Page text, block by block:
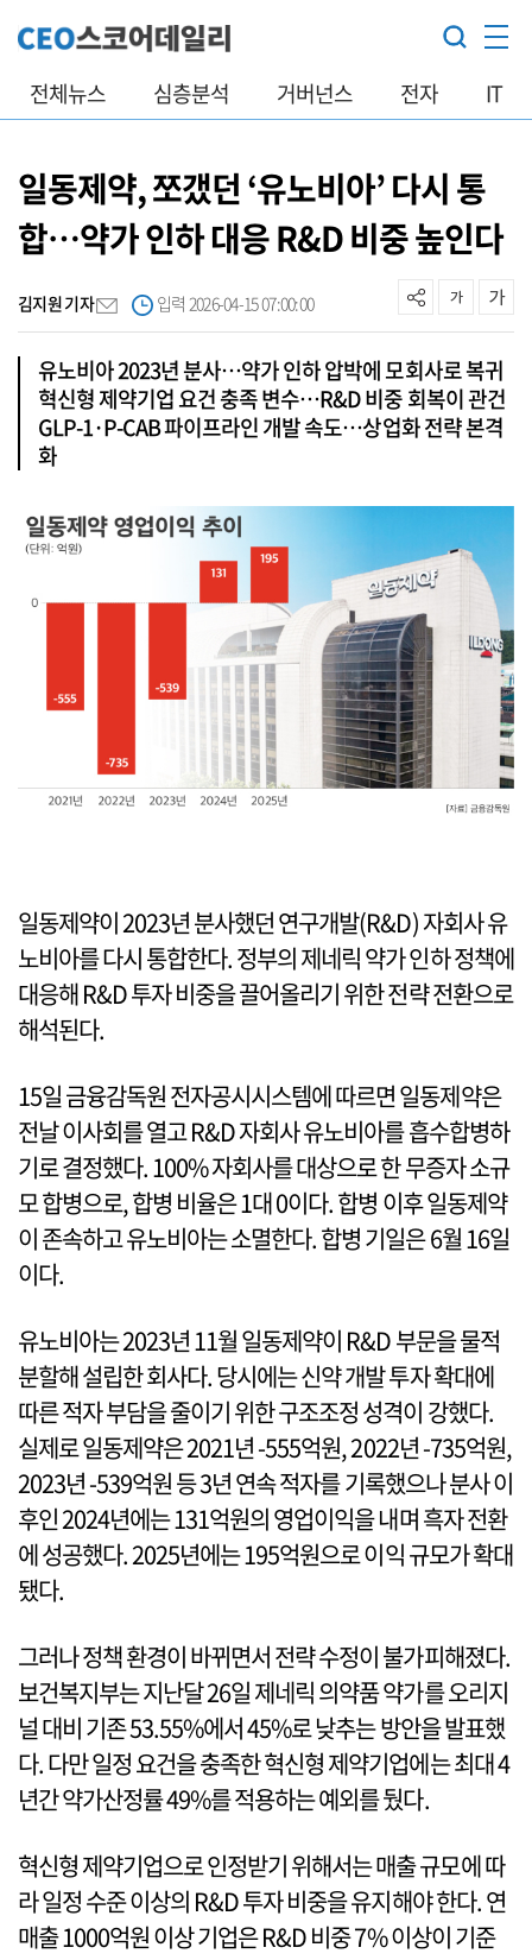
전체뉴스 심층분석 거버넌스 전자 IT
일동제약, 쪼갰던 ‘유노비아’ 다시 통
합…약가 인하 대응 R&D 비중 높인다
김지원 기자 입력 2026-04-15 07:00:00
유노비아 2023년 분사…약가 인하 압박에 모회사로 복귀
혁신형 제약기업 요건 충족 변수…R&D 비중 회복이 관건
GLP-1·P-CAB 파이프라인 개발 속도…상업화 전략 본격
화
일동제약이 2023년 분사했던 연구개발(R&D) 자회사 유
노비아를 다시 통합한다. 정부의 제네릭 약가 인하 정책에
대응해 R&D 투자 비중을 끌어올리기 위한 전략 전환으로
해석된다.
15일 금융감독원 전자공시시스템에 따르면 일동제약은
전날 이사회를 열고 R&D 자회사 유노비아를 흡수합병하
기로 결정했다. 100% 자회사를 대상으로 한 무증자 소규
모 합병으로, 합병 비율은 1대 0이다. 합병 이후 일동제약
이 존속하고 유노비아는 소멸한다. 합병 기일은 6월 16일
이다.
유노비아는 2023년 11월 일동제약이 R&D 부문을 물적
분할해 설립한 회사다. 당시에는 신약 개발 투자 확대에
따른 적자 부담을 줄이기 위한 구조조정 성격이 강했다.
실제로 일동제약은 2021년 -555억원, 2022년 -735억원,
2023년 -539억원 등 3년 연속 적자를 기록했으나 분사 이
후인 2024년에는 131억원의 영업이익을 내며 흑자 전환
에 성공했다. 2025년에는 195억원으로 이익 규모가 확대
됐다.
그러나 정책 환경이 바뀌면서 전략 수정이 불가피해졌다.
보건복지부는 지난달 26일 제네릭 의약품 약가를 오리지
널 대비 기존 53.55%에서 45%로 낮추는 방안을 발표했
다. 다만 일정 요건을 충족한 혁신형 제약기업에는 최대 4
년간 약가산정률 49%를 적용하는 예외를 뒀다.
혁신형 제약기업으로 인정받기 위해서는 매출 규모에 따
라 일정 수준 이상의 R&D 투자 비중을 유지해야 한다. 연
매출 1000억원 이상 기업은 R&D 비중 7% 이상이 기준